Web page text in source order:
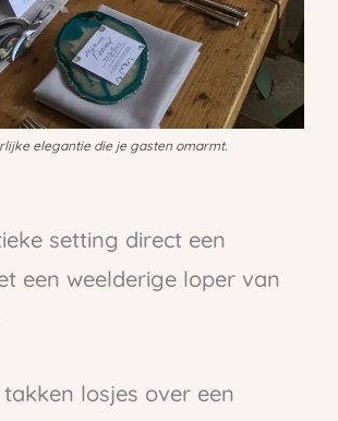
elegantie die je gasten omarmt.
setting direct een
een weelderige loper van
losjes over een